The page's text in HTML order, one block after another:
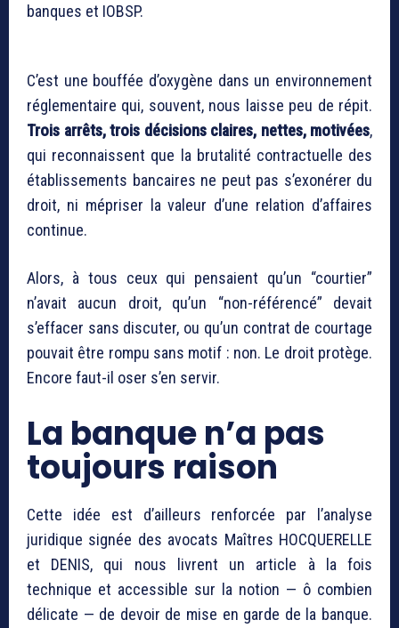
banques et IOBSP.
C’est une bouffée d’oxygène dans un environnement
réglementaire qui, souvent, nous laisse peu de répit.
Trois arrêts, trois décisions claires, nettes, motivées,
qui reconnaissent que la brutalité contractuelle des
établissements bancaires ne peut pas s’exonérer du
droit, ni mépriser la valeur d’une relation d’affaires
continue.
Alors, à tous ceux qui pensaient qu’un “courtier”
n’avait aucun droit, qu’un “non-référencé” devait
s’effacer sans discuter, ou qu’un contrat de courtage
pouvait être rompu sans motif : non. Le droit protège.
Encore faut-il oser s’en servir.
La banque n’a pas
toujours raison
Cette idée est d’ailleurs renforcée par l’analyse
juridique signée des avocats Maîtres HOCQUERELLE
et DENIS, qui nous livrent un article à la fois
technique et accessible sur la notion — ô combien
délicate — de devoir de mise en garde de la banque.